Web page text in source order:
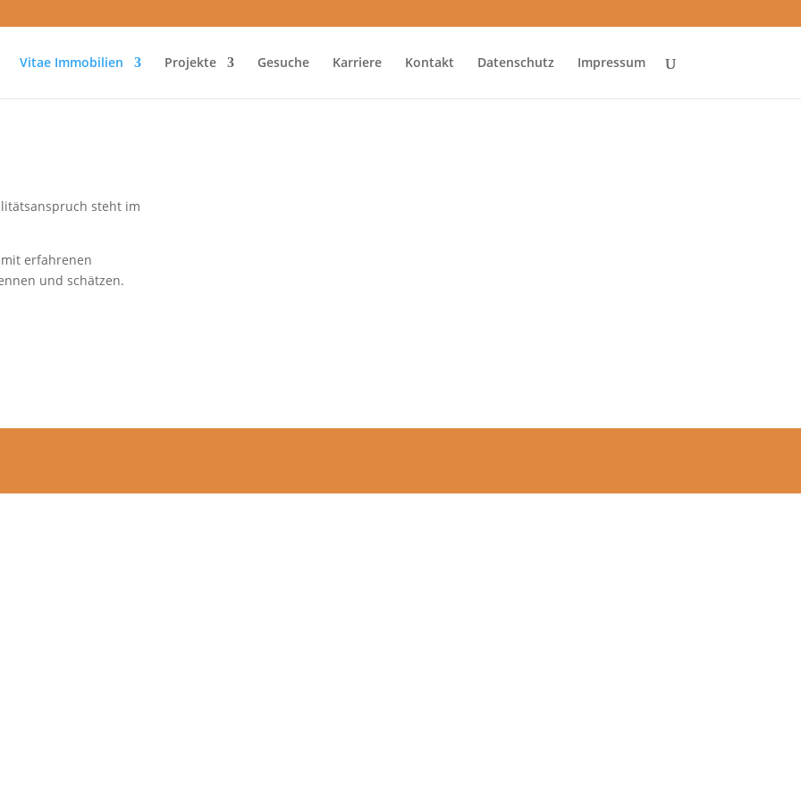
Vitae Immobilien Projekte Gesuche Karriere Kontakt Datenschutz Impressum
steht im
erfahrenen
und schätzen.